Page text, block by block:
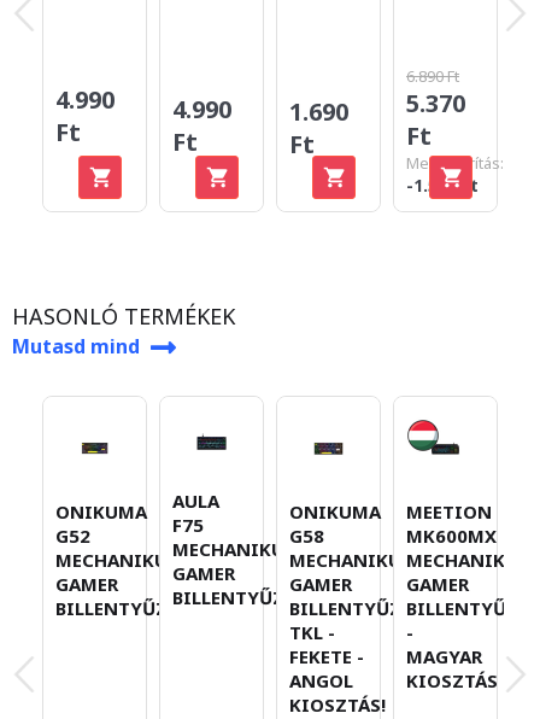
4.990
Ft
4.990
Ft
1.690
Ft
6.890 Ft
5.370
Ft
Megtakarítás:
-1.520 Ft
HASONLÓ TERMÉKEK
Mutasd mind
ONIKUMA
G52
MECHANIKUS
GAMER
BILLENTYŰZET
AULA
F75
MECHANIKUS
GAMER
BILLENTYŰZET
ONIKUMA
G58
MECHANIKUS
GAMER
BILLENTYŰZET
TKL -
FEKETE -
ANGOL
KIOSZTÁS!
MEETION
MK600MX
MECHANIKUS
GAMER
BILLENTYŰZET
-
MAGYAR
KIOSZTÁS